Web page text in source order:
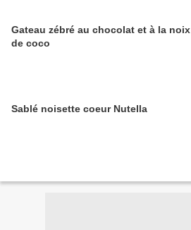
Gateau zébré au chocolat et à la noix
de coco
Sablé noisette coeur Nutella